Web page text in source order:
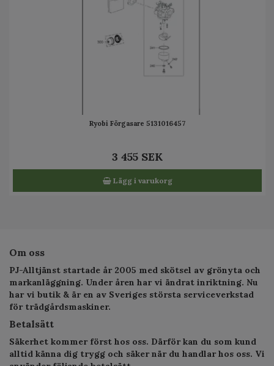
Ryobi Förgasare 5131016457
3 455 SEK
Lägg i varukorg
Om oss
PJ-Alltjänst startade år 2005 med skötsel av grönyta och
markanläggning. Under åren har vi ändrat inriktning. Nu
har vi butik & är en av Sveriges största serviceverkstad
för trädgårdsmaskiner.
Betalsätt
Säkerhet kommer först hos oss. Därför kan du som kund
alltid känna dig trygg och säker när du handlar hos oss. Vi